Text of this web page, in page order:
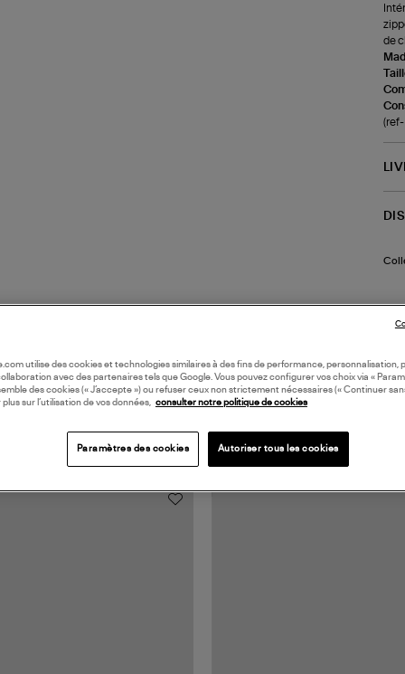
de
(ref-
utilise des cookies et technologies similaires à des fins de performance, personnalisation,
avec des partenaires tels que Google. Vous pouvez configurer vos choix via «
des cookies (« J’accepte ») ou refuser ceux non strictement nécessaires (« Continuer
sur l’utilisation de vos données,
consulter notre politique de cookies
Paramètres des cookies Autoriser tous les cookies